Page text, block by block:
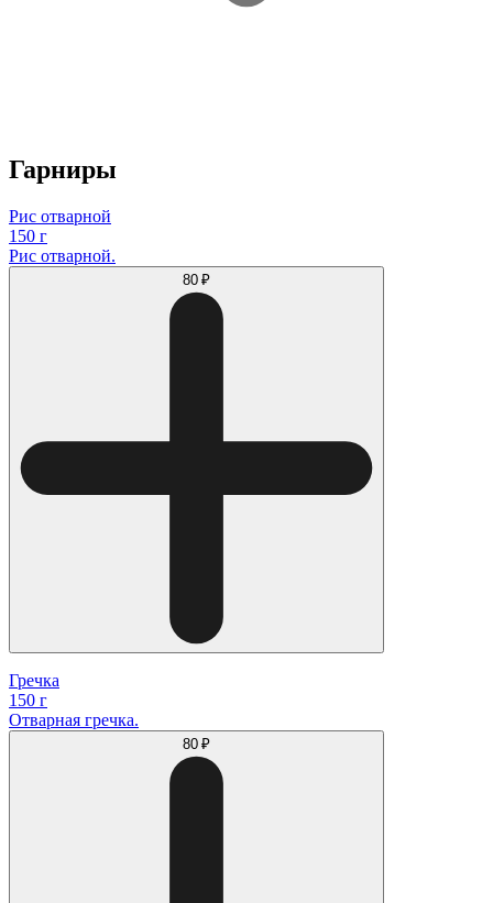
Гарниры
Рис отварной
150 г
Рис отварной.
80 ₽
Гречка
150 г
Отварная гречка.
80 ₽